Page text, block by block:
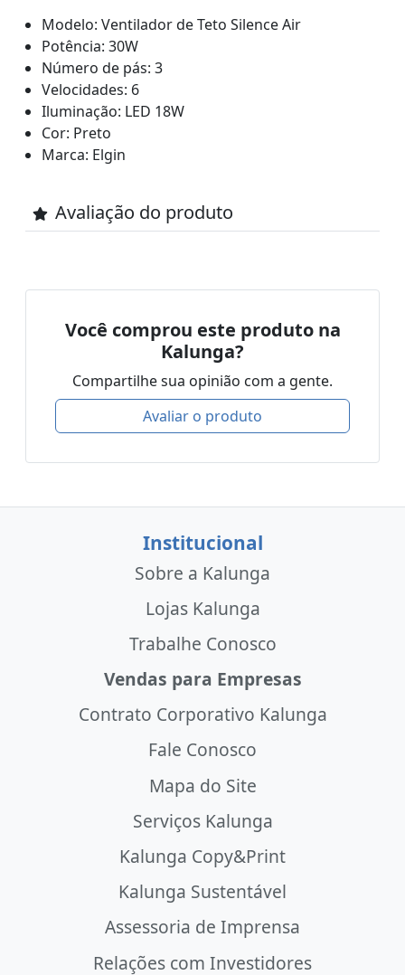
Modelo: Ventilador de Teto Silence Air
Potência: 30W
Número de pás: 3
Velocidades: 6
Iluminação: LED 18W
Cor: Preto
Marca: Elgin
Avaliação do produto
Você comprou este produto na
Kalunga?
Compartilhe sua opinião com a gente.
Avaliar o produto
Institucional
Sobre a Kalunga
Lojas Kalunga
Trabalhe Conosco
Vendas para Empresas
Contrato Corporativo Kalunga
Fale Conosco
Mapa do Site
Serviços Kalunga
Kalunga Copy&Print
Kalunga Sustentável
Assessoria de Imprensa
Relações com Investidores